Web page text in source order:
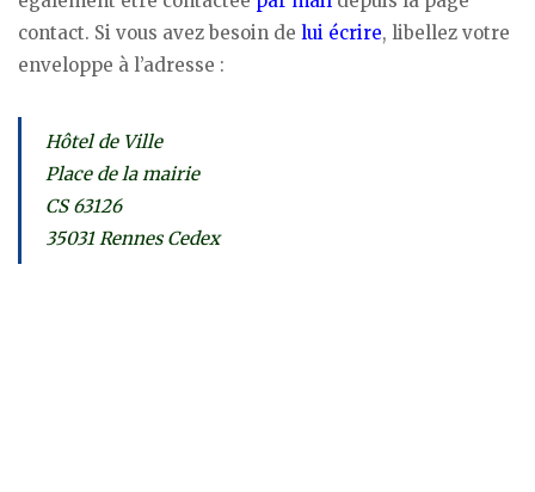
contact. Si vous avez besoin de lui écrire, libellez votre
enveloppe à l’adresse :
Hôtel de Ville
Place de la mairie
CS 63126
35031 Rennes Cedex